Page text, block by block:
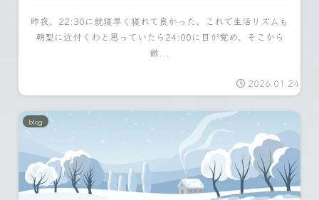
昨夜、22:30に就寝早く寝れて良かった、これで生活リズムも
朝型に近付くわと思っていたら24:00に目が覚め、そこから
徹...
2026.01.24
blog